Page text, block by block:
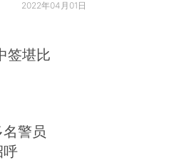
2022年04月01日
签堪比
警员
呼